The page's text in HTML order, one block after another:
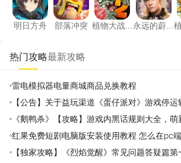
明日方舟 部落冲突 植物大战
永远的蔚
热门攻略最新攻略
雷电模拟器电量商城商品兑换教程
【公告】关于益玩渠道《蛋仔派对》游戏停运
《鹅鸭杀》【攻略】游戏内黑话规则大全，萌
红果免费短剧电脑版安装使用教程 怎么在pc
【独家攻略】《烈焰觉醒》常见问题答疑篇第